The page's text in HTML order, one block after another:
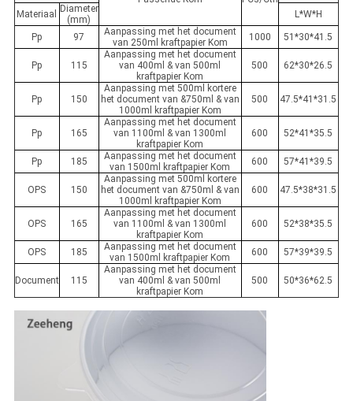
Materiaal
Diameter
(mm)
L*W*H
Pp 97
Aanpassing met het document
van 250ml kraftpapier Kom
1000 51*30*41.5
Pp 115
Aanpassing met het document
van 400ml & van 500ml
kraftpapier Kom
500 62*30*26.5
Pp 150
Aanpassing met 500ml kortere
het document van &750ml & van
1000ml kraftpapier Kom
500 47.5*41*31.5
Pp 165
Aanpassing met het document
van 1100ml & van 1300ml
kraftpapier Kom
600 52*41*35.5
Pp 185
Aanpassing met het document
van 1500ml kraftpapier Kom
600 57*41*39.5
OPS 150
Aanpassing met 500ml kortere
het document van &750ml & van
1000ml kraftpapier Kom
600 47.5*38*31.5
OPS 165
Aanpassing met het document
van 1100ml & van 1300ml
kraftpapier Kom
600 52*38*35.5
OPS 185
Aanpassing met het document
van 1500ml kraftpapier Kom
600 57*39*39.5
Document 115
Aanpassing met het document
van 400ml & van 500ml
kraftpapier Kom
500 50*36*62.5